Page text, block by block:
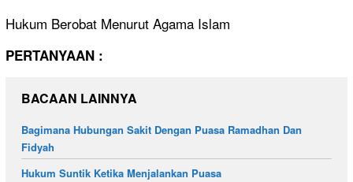
Hukum Berobat Menurut Agama Islam
PERTANYAAN :
BACAAN LAINNYA
Bagimana Hubungan Sakit Dengan Puasa Ramadhan Dan
Fidyah
Hukum Suntik Ketika Menjalankan Puasa